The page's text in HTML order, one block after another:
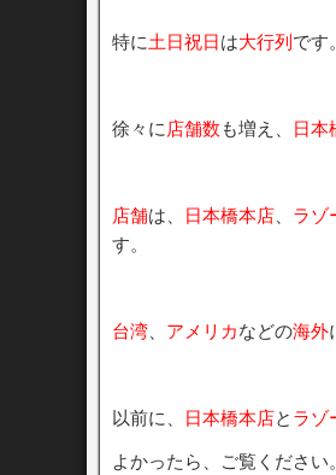
特に土日祝日は大行列 です。
徐々に 店舗数 も増え、 日本
店舗は、 日本橋本店 ラゾ
す。
台湾 アメリカなどの海外
以前に、 日本橋本店と ラゾ
よかったら、ご覧ください。